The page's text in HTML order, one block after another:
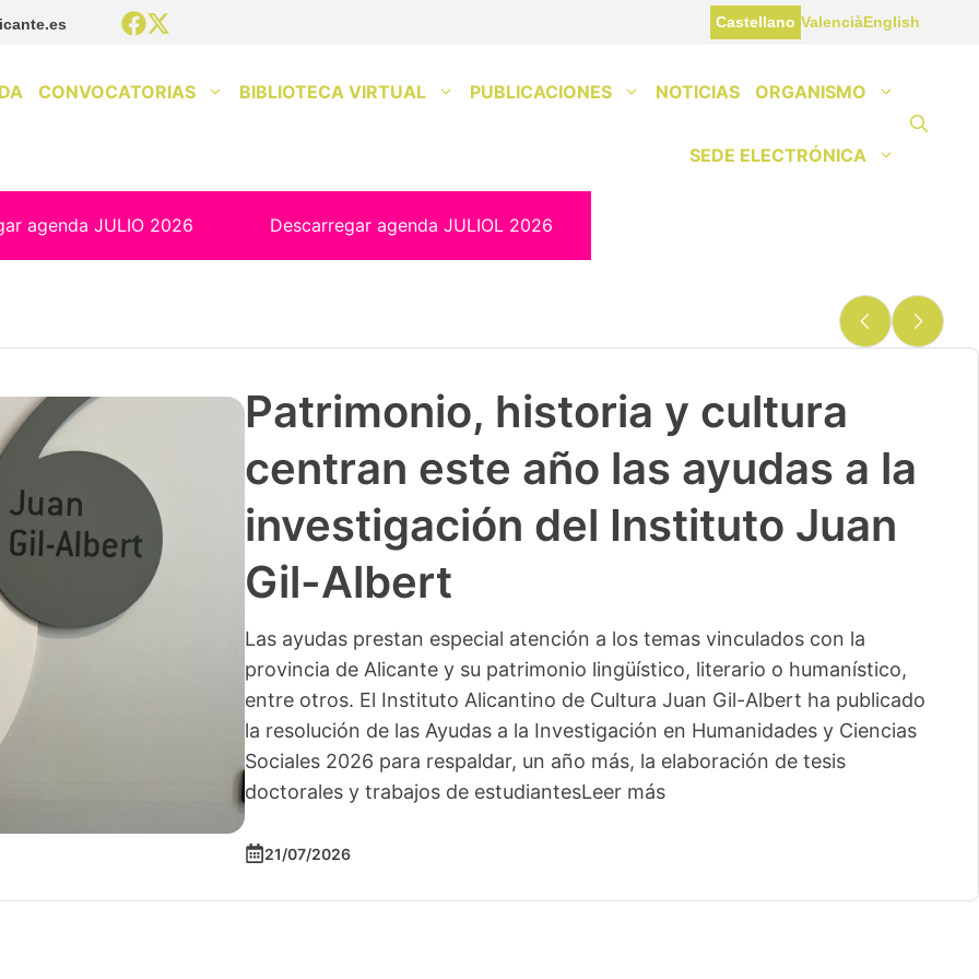
Castellano ValenciàEnglish
CONVOCATORIAS BIBLIOTECA VIRTUAL PUBLICACIONES NOTICIAS ORGANISMO
SEDE ELECTRÓNICA
agenda JULIO 2026 Descarregar agenda JULIOL 2026
Patrimonio, historia y cultura
centran este año las ayudas a la
investigación del Instituto Juan
Gil-Albert
Las ayudas prestan especial atención a los temas vinculados con la
provincia de Alicante y su patrimonio lingüístico, literario o humanístico,
entre otros. El Instituto Alicantino de Cultura Juan Gil-Albert ha publicado
la resolución de las Ayudas a la Investigación en Humanidades y Ciencias
Sociales 2026 para respaldar, un año más, la elaboración de tesis
doctorales y trabajos de estudiantesLeer más
21/07/2026